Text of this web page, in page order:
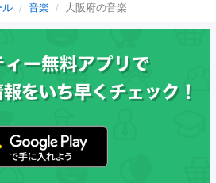
ル 音楽 大阪府の音楽